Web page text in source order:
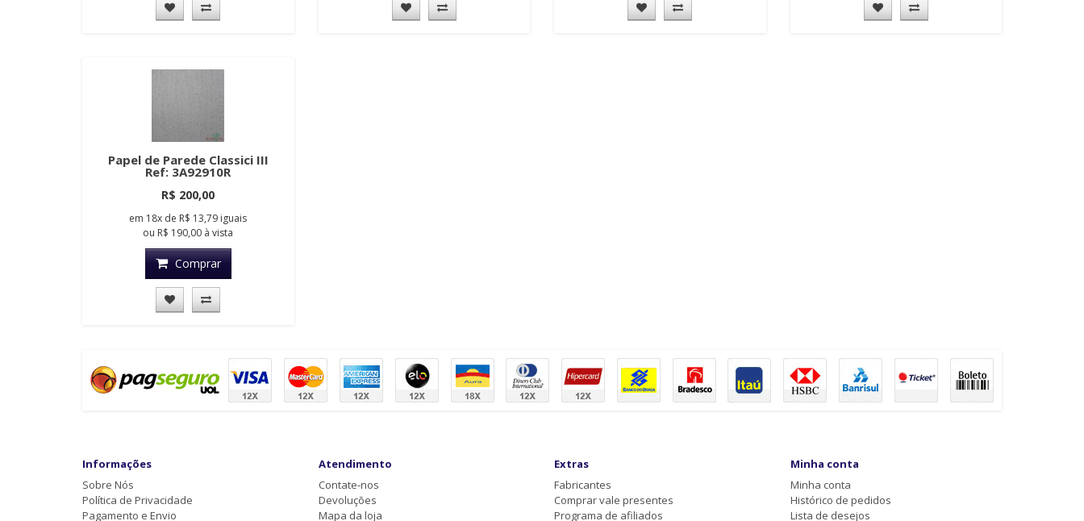
Papel de Parede Classici III
Ref: 3A92910R
R$ 200,00
em 18x de R$ 13,79 iguais
ou R$ 190,00 à vista
Comprar
Informações
Sobre Nós
Política de Privacidade
Pagamento e Envio
Atendimento
Contate-nos
Devoluções
Mapa da loja
Extras
Fabricantes
Comprar vale presentes
Programa de afiliados
Minha conta
Minha conta
Histórico de pedidos
Lista de desejos